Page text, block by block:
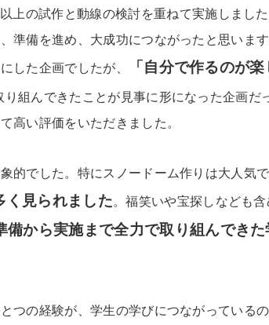
上の試作と動線の検討を重ねて実施しまし
準備を進め、大成功につながったと思います
した企画でしたが、
「自分で作るのが
組んできたことが見事に形になった企画だ
高い評価をいただきました。
的でした。特にスノードーム作りは大人気
く見られました。福笑いや宝探しなども
備から実施まで全力で取り組んでき
つの経験が、学生の学びにつながっている